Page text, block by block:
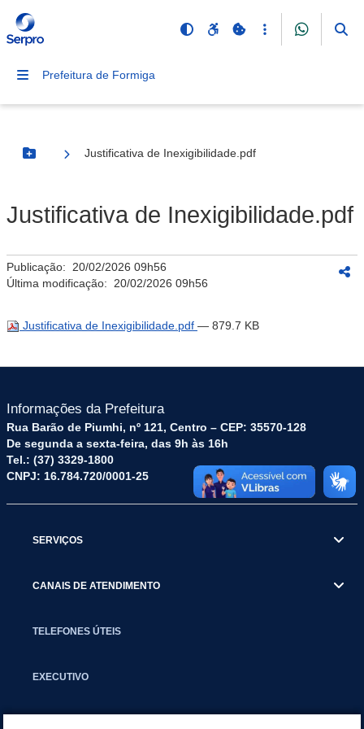
Prefeitura de Formiga
Botão Menu
Justificativa de Inexigibilidade.pdf
Justificativa de Inexigibilidade.pdf
Publicação: 20/02/2026 09h56
Última modificação: 20/02/2026 09h56
Justificativa de Inexigibilidade.pdf — 879.7 KB
Informações da Prefeitura
Rua Barão de Piumhi, nº 121, Centro – CEP: 35570-128
De segunda a sexta-feira, das 9h às 16h
Tel.: (37) 3329-1800
CNPJ: 16.784.720/0001-25
SERVIÇOS
CANAIS DE ATENDIMENTO
TELEFONES ÚTEIS
EXECUTIVO